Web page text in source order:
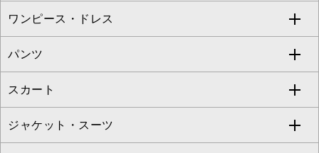
すべてのトップス
カットソー・Tシャツ
ブラウス・シャツ
ニット・セーター
ワンピース・ドレス
すべてのワンピース・ドレス
ワンピース
ドレス
パンツ
すべてのパンツ
フルレングスパンツ
スカート
すべてのスカート
ジャケット・スーツ